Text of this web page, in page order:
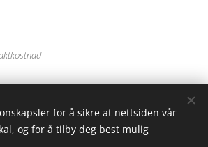
Alle rettigheter forbeholdt
Webnode Informasjonskapsler
for å sikre at nettsiden vår
og for å tilby deg best mulig